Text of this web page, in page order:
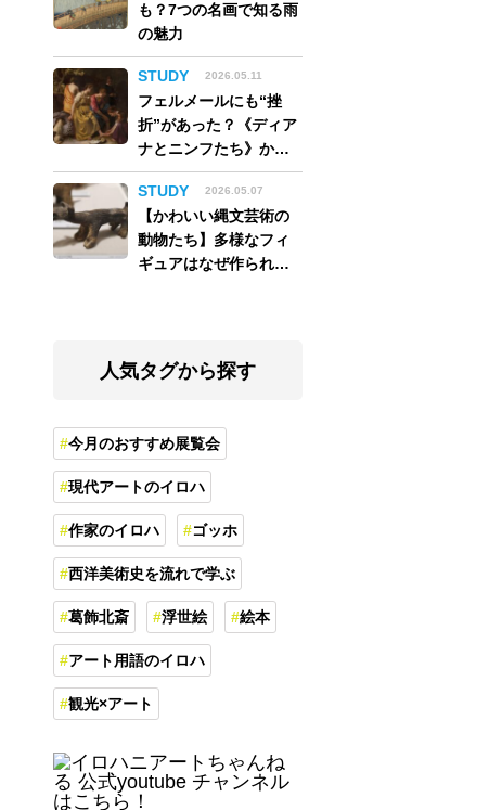
ら“体験する”展覧会
【角川武蔵野ミュージ
アム】
も？7つの名画で知る雨
の魅力
STUDY 2026.05.11
フェルメールにも“挫
折”があった？《ディア
ナとニンフたち》から
読み解く巨匠の夢
STUDY
2026.05.07
【かわいい縄文芸術の
動物たち】多様なフィ
ギュアはなぜ作られ
人気タグから探す
今月のおすすめ展覧会
現代アートのイロハ
作家のイロハ ゴッホ
西洋美術史を流れで学ぶ
葛飾北斎 浮世絵 絵本
アート用語のイロハ
観光×アート